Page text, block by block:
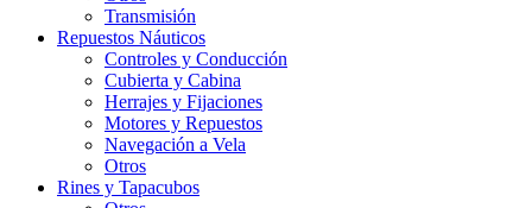
Transmisión
Repuestos Náuticos
Controles y Conducción
Cubierta y Cabina
Herrajes y Fijaciones
Motores y Repuestos
Navegación a Vela
Otros
Rines y Tapacubos